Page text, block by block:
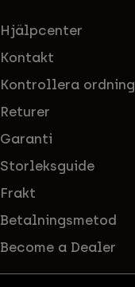
Hjälpcenter
Kontakt
Kontrollera ordning
Returer
Garanti
Storleksguide
Frakt
Betalningsmetod
Become a Dealer